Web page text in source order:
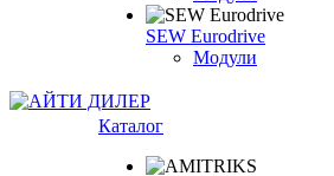
SEW Eurodrive
Модули
Каталог